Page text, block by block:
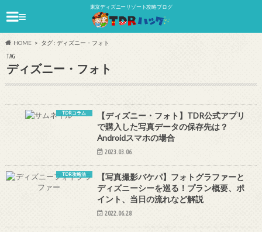
東京ディズニーリゾート攻略ブログ
≡
HOME タグ : ディズニー・フォト
TAG
ディズニー・フォト
TDRコラム
【ディズニー・フォト】TDR公式アプリ
で購入した写真データの保存先は？
Androidスマホの場合
2023.03.06
TDR攻略法
【写真撮影バケパ】フォトグラファーと
ディズニーシーを巡る！プラン概要、ポ
イント、当日の流れなど解説
2022.06.28